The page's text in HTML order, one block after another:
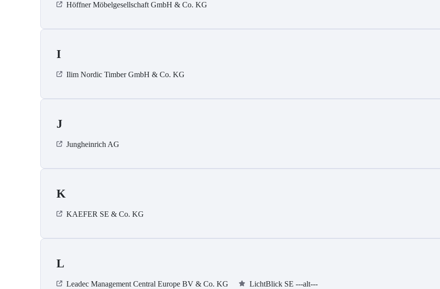
Höffner Möbelgesellschaft GmbH & Co. KG
I
Ilim Nordic Timber GmbH & Co. KG
J
Jungheinrich AG
K
KAEFER SE & Co. KG
L
Leadec Management Central Europe BV & Co. KG LichtBlick SE ---alt---